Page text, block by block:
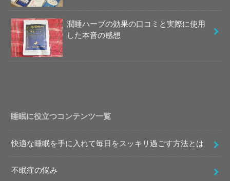
潤睡ハーブの効果の口コミと実際に使用
した本音の感想
睡眠に役立つコンテンツ一覧
快適な睡眠を手に入れて毎日をスッキリ過ごす方法とは
不眠症の悩み